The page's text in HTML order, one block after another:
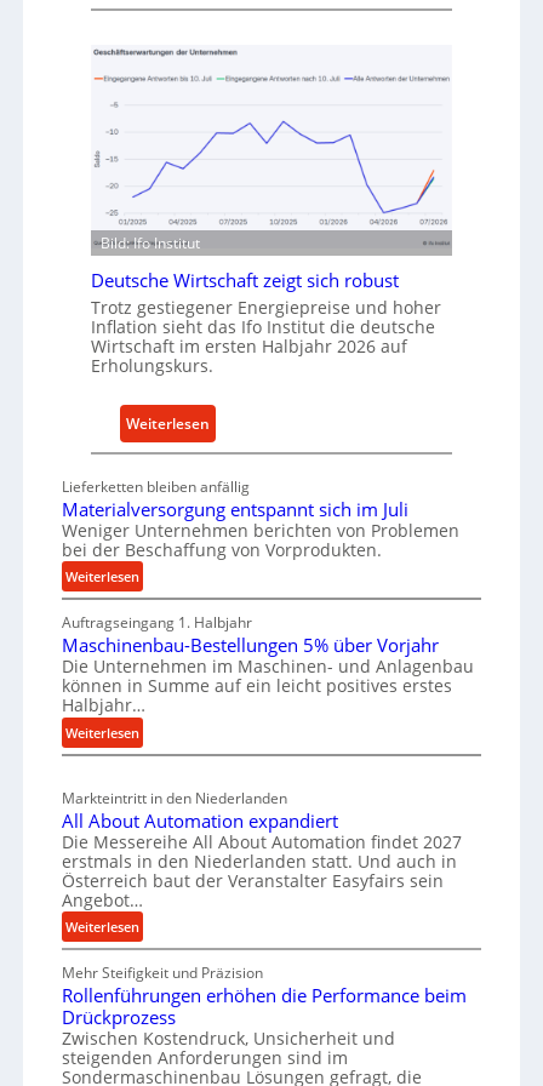
f
v
I
u
s
t
r
i
e
E
r
s
a
t
z
t
e
n
n
M
t
h
d
ü
r
n
a
c
a
i
g
e
W
k
z
e
a
u
p
r
e
s
s
Bild: Ifo Institut
Deutsche Wirtschaft zeigt sich robust
Trotz gestiegener Energiepreise und hoher
Inflation sieht das Ifo Institut die deutsche
Wirtschaft im ersten Halbjahr 2026 auf
Erholungskurs.
Weiterlesen:
D
u
t
s
h
e
W
s
h
a
f
t
i
g
t
s
i
Lieferketten bleiben anfällig
Materialversorgung entspannt sich im Juli
Weniger Unternehmen berichten von Problemen
bei der Beschaffung von Vorprodukten.
Weiterlesen:
M
a
t
e
r
i
a
l
e
r
s
o
g
u
n
g
e
n
t
s
Auftragseingang 1. Halbjahr
Maschinenbau-Bestellungen 5% über Vorjahr
Die Unternehmen im Maschinen- und Anlagenbau
können in Summe auf ein leicht positives erstes
Halbjahr…
Weiterlesen:
M
s
c
h
i
n
e
n
a
u
-
B
e
Markteintritt in den Niederlanden
All About Automation expandiert
Die Messereihe All About Automation findet 2027
erstmals in den Niederlanden statt. Und auch in
Österreich baut der Veranstalter Easyfairs sein
Angebot…
Weiterlesen:
A
l
l
A
b
o
Mehr Steifigkeit und Präzision
Rollenführungen erhöhen die Performance beim
Drückprozess
Zwischen Kostendruck, Unsicherheit und
steigenden Anforderungen sind im
Sondermaschinenbau Lösungen gefragt, die